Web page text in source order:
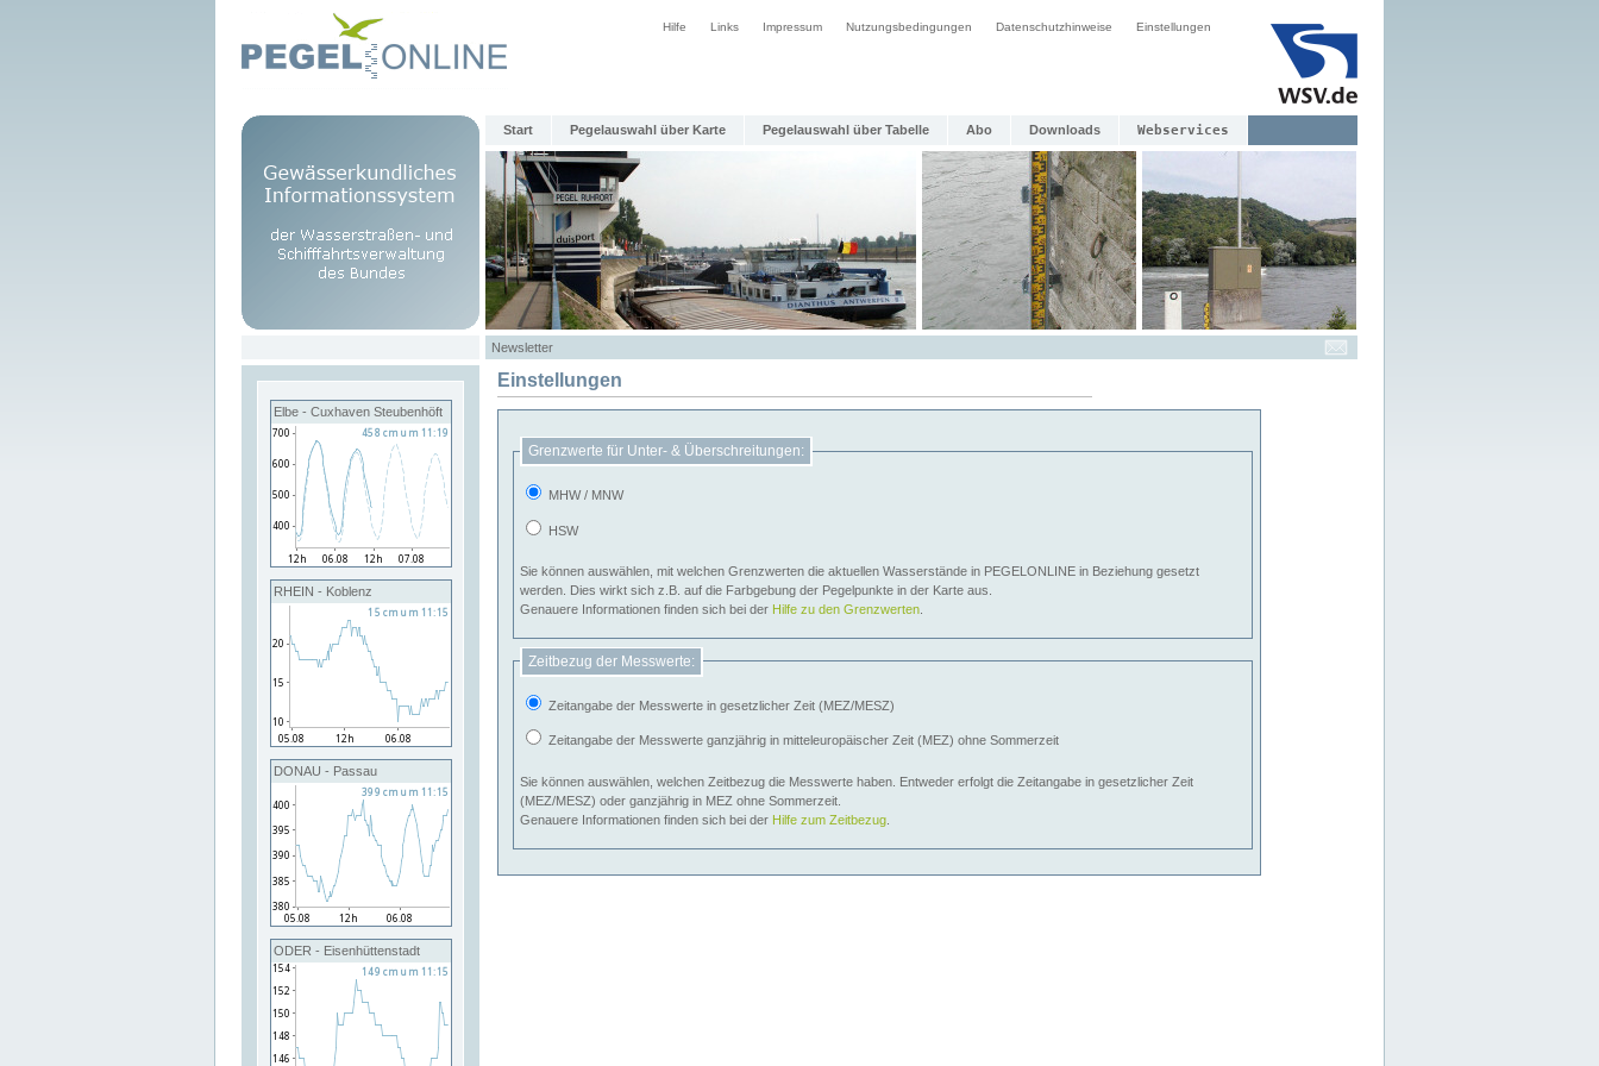
Hilfe Links Impressum Nutzungsbedingungen Datenschutzhinweise Einstellungen
Start Pegelauswahl über Karte Pegelauswahl über Tabelle Abo Downloads Webservices
Newsletter
Elbe - Cuxhaven Steubenhöft
RHEIN - Koblenz
DONAU - Passau
ODER - Eisenhüttenstadt
Einstellungen
Grenzwerte für Unter- & Überschreitungen:
MHW / MNW
HSW
Sie können auswählen, mit welchen Grenzwerten die aktuellen Wasserstände in PEGELONLINE in Beziehung gesetzt
werden. Dies wirkt sich z.B. auf die Farbgebung der Pegelpunkte in der Karte aus.
Genauere Informationen finden sich bei der Hilfe zu den Grenzwerten
Zeitbezug der Messwerte:
Zeitangabe der Messwerte in gesetzlicher Zeit (MEZ/MESZ)
Zeitangabe der Messwerte ganzjährig in mitteleuropäischer Zeit (MEZ) ohne Sommerzeit
Sie können auswählen, welchen Zeitbezug die Messwerte haben. Entweder erfolgt die Zeitangabe in gesetzlicher Zeit
(MEZ/MESZ) oder ganzjährig in MEZ ohne Sommerzeit.
Genauere Informationen finden sich bei der Hilfe zum Zeitbezug